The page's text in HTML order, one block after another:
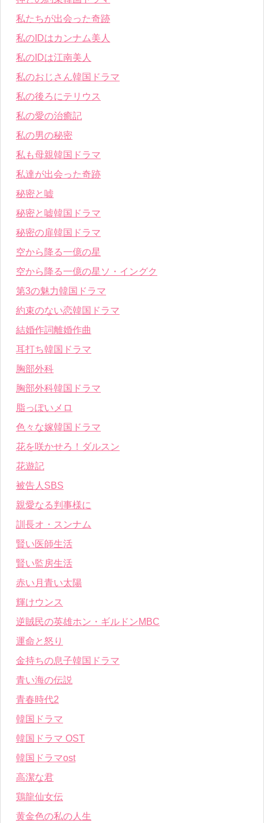
私たちが出会った奇跡
私のIDはカンナム美人
私のIDは江南美人
私のおじさん韓国ドラマ
私の後ろにテリウス
私の愛の治癒記
私の男の秘密
私も母親韓国ドラマ
私達が出会った奇跡
秘密と嘘
秘密と嘘韓国ドラマ
秘密の扉韓国ドラマ
空から降る一億の星
空から降る一億の星ソ・イングク
第3の魅力韓国ドラマ
約束のない恋韓国ドラマ
結婚作詞離婚作曲
耳打ち韓国ドラマ
胸部外科
胸部外科韓国ドラマ
脂っぽいメロ
色々な嫁韓国ドラマ
花を咲かせろ！ダルスン
花遊記
被告人SBS
親愛なる判事様に
訓長オ・スンナム
賢い医師生活
賢い監房生活
赤い月青い太陽
輝けウンス
逆賊民の英雄ホン・ギルドンMBC
運命と怒り
金持ちの息子韓国ドラマ
青い海の伝説
青春時代2
韓国ドラマ
韓国ドラマ OST
韓国ドラマost
高潔な君
鶏龍仙女伝
黄金色の私の人生